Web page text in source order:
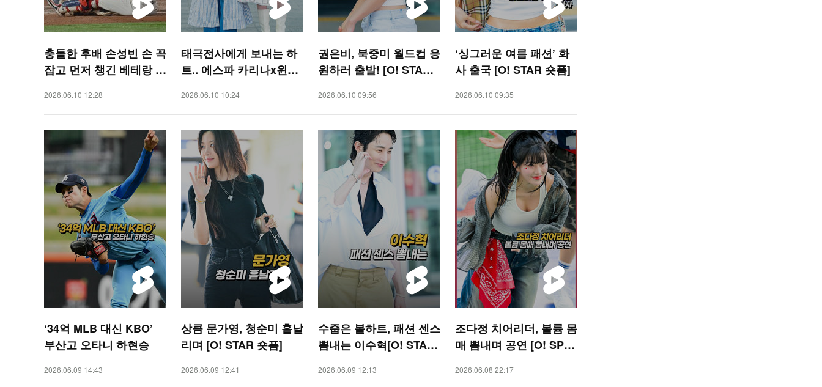
충돌한 후배 손성빈 손 꼭
잡고 먼저 챙긴 베테랑 양
S 숏폼]
2026.06.10 12:28
태극전사에게 보내는 하
트.. 에스파 카리나x윈터
2026.06.10 10:24
권은비, 북중미 월드컵 응
원하러 출발! [O! STAR
2026.06.10 09:56
‘싱그러운 여름 패션’ 화
사 출국 [O! STAR 숏폼]
2026.06.10 09:35
‘34억 MLB 대신 KBO’
부산고 오타니 하현승
2026.06.09 14:43
상큼 문가영, 청순미 흩날
리며 [O! STAR 숏폼]
2026.06.09 12:41
수줍은 볼하트, 패션 센스
뽐내는 이수혁[O! STAR
2026.06.09 12:13
조다정 치어리더, 볼륨 몸
매 뽐내며 공연 [O! SPO
2026.06.08 22:17